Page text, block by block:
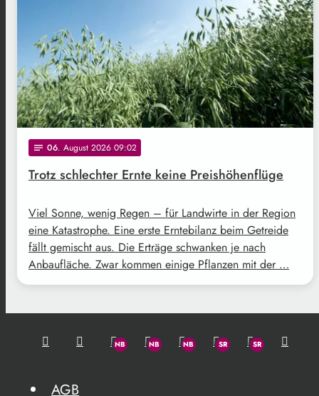
notes 06. August 2026 09:02
Trotz schlechter Ernte keine Preishöhenflüge
Viel Sonne, wenig Regen – für Landwirte in der Region
eine Katastrophe. Eine erste Erntebilanz beim Getreide
fällt gemischt aus. Die Erträge schwanken je nach
Anbaufläche. Zwar kommen einige Pflanzen mit der …
AGB